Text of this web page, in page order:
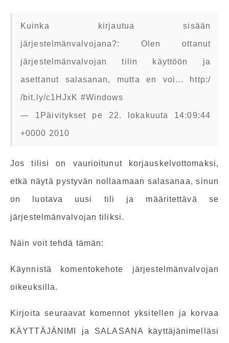
Kuinka kirjautua sisään
järjestelmänvalvojana?: Olen ottanut
järjestelmänvalvojan tilin käyttöön ja
asettanut salasanan, mutta en voi... http:/
/bit.ly/c1HJxK #Windows
— 1Päivitykset pe 22. lokakuuta 14:09:44
+0000 2010
Jos tilisi on vaurioitunut korjauskelvottomaksi,
etkä näytä pystyvän nollaamaan salasanaa, sinun
on luotava uusi tili ja määritettävä se
järjestelmänvalvojan tiliksi.
Näin voit tehdä tämän:
Käynnistä komentokehote järjestelmänvalvojan
oikeuksilla.
Kirjoita seuraavat komennot yksitellen ja korvaa
KÄYTTÄJÄNIMI ja SALASANA käyttäjänimelläsi